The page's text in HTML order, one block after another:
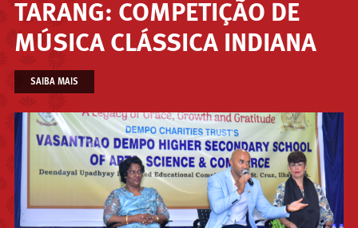
TARANG: COMPETIÇÃO DE
MÚSICA CLÁSSICA INDIANA
SAIBA MAIS